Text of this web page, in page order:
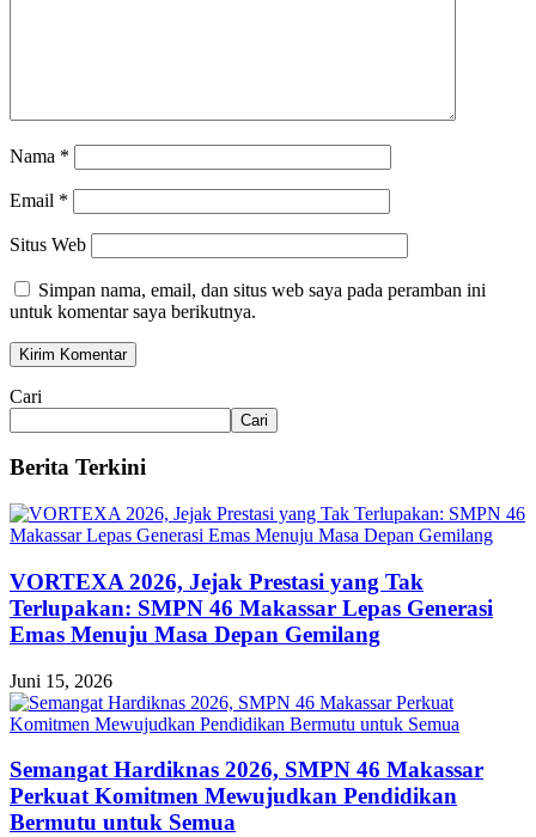
Nama *
Email *
Situs Web
Simpan nama, email, dan situs web saya pada peramban ini
untuk komentar saya berikutnya.
Cari
Cari
Berita Terkini
VORTEXA 2026, Jejak Prestasi yang Tak
Terlupakan: SMPN 46 Makassar Lepas Generasi
Emas Menuju Masa Depan Gemilang
Juni 15, 2026
Semangat Hardiknas 2026, SMPN 46 Makassar
Perkuat Komitmen Mewujudkan Pendidikan
Bermutu untuk Semua